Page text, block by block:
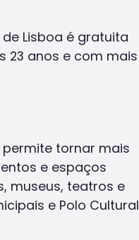
Lisboa é gratuita
23 anos e com mais
permite tornar mais
e espaços
museus, teatros e
e Polo Cultural